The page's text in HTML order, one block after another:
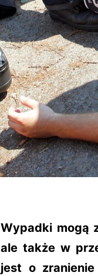
Wypadki mogą
ale także w
jest o